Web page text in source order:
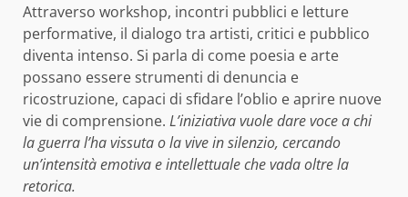
Attraverso workshop, incontri pubblici e letture
performative, il dialogo tra artisti, critici e pubblico
diventa intenso. Si parla di come poesia e arte
possano essere strumenti di denuncia e
ricostruzione, capaci di sfidare l’oblio e aprire nuove
vie di comprensione. L’iniziativa vuole dare voce a chi
la guerra l’ha vissuta o la vive in silenzio, cercando
un’intensità emotiva e intellettuale che vada oltre la
retorica.